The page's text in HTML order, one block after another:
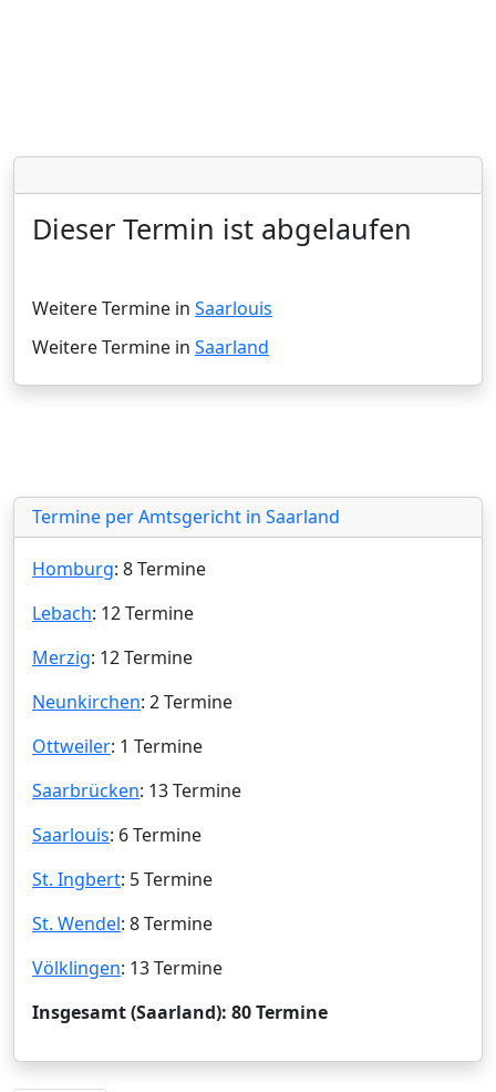
Dieser Termin ist abgelaufen
Weitere Termine in Saarlouis
Weitere Termine in Saarland
Termine per Amtsgericht in Saarland
Homburg: 8 Termine
Lebach: 12 Termine
Merzig: 12 Termine
Neunkirchen: 2 Termine
Ottweiler: 1 Termine
Saarbrücken: 13 Termine
Saarlouis: 6 Termine
St. Ingbert: 5 Termine
St. Wendel: 8 Termine
Völklingen: 13 Termine
Insgesamt (Saarland): 80 Termine